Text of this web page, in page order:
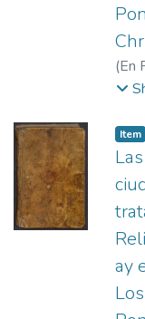
(En
Item
ay